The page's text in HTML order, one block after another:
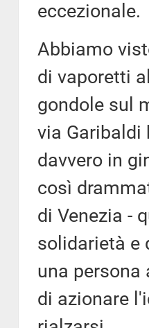
eccezionale.
Abbiamo
di vaporetti
gondole sul
via Garibaldi
davvero in
così
di Venezia -
solidarietà e
una persona
di azionare